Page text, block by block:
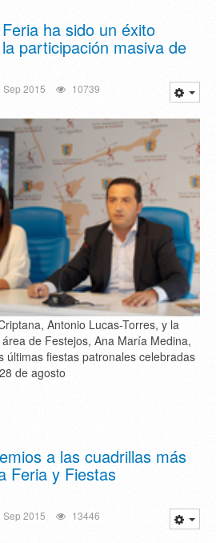
ha sido un éxito
participación masiva de
Sep 2015 10739
Antonio Lucas-Torres, y la
de Festejos, Ana María Medina,
últimas fiestas patronales celebradas
de agosto
a las cuadrillas más
Feria y Fiestas
Sep 2015 13446